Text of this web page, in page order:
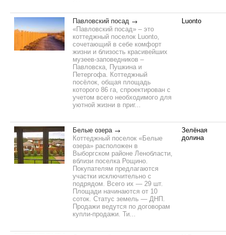
Павловский посад
«Павловский посад» – это
коттеджный поселок Luonto,
сочетающий в себе комфорт
жизни и близость красивейших
музеев-заповедников –
Павловска, Пушкина и
Петергофа. Коттеджный
посёлок, общая площадь
которого 86 га, спроектирован с
учетом всего необходимого для
уютной жизни в приг...
Luonto
Белые озера
Коттеджный поселок «Белые
озера» расположен в
Выборгском районе Ленобласти,
вблизи поселка Рощино.
Покупателям предлагаются
участки исключительно с
подрядом. Всего их — 29 шт.
Площади начинаются от 10
соток. Статус земель — ДНП.
Продажи ведутся по договорам
купли-продажи. Ти...
Зелёная
долина